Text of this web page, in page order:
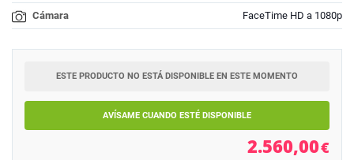
Cámara FaceTime HD a 1080p
ESTE PRODUCTO NO ESTÁ DISPONIBLE EN ESTE MOMENTO
AVÍSAME CUANDO ESTÉ DISPONIBLE
2.560,00€